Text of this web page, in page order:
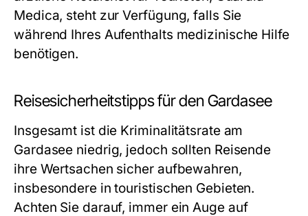
Medica, steht zur Verfügung, falls Sie
während Ihres Aufenthalts medizinische Hilfe
benötigen.
Reisesicherheitstipps für den Gardasee
Insgesamt ist die Kriminalitätsrate am
Gardasee niedrig, jedoch sollten Reisende
ihre Wertsachen sicher aufbewahren,
insbesondere in touristischen Gebieten.
Achten Sie darauf, immer ein Auge auf